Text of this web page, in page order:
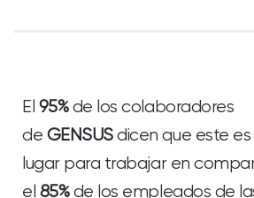
El 95%de los colaboradores
de GENSUSdicen que este
lugar para trabajar en
el 85%de los empleados de